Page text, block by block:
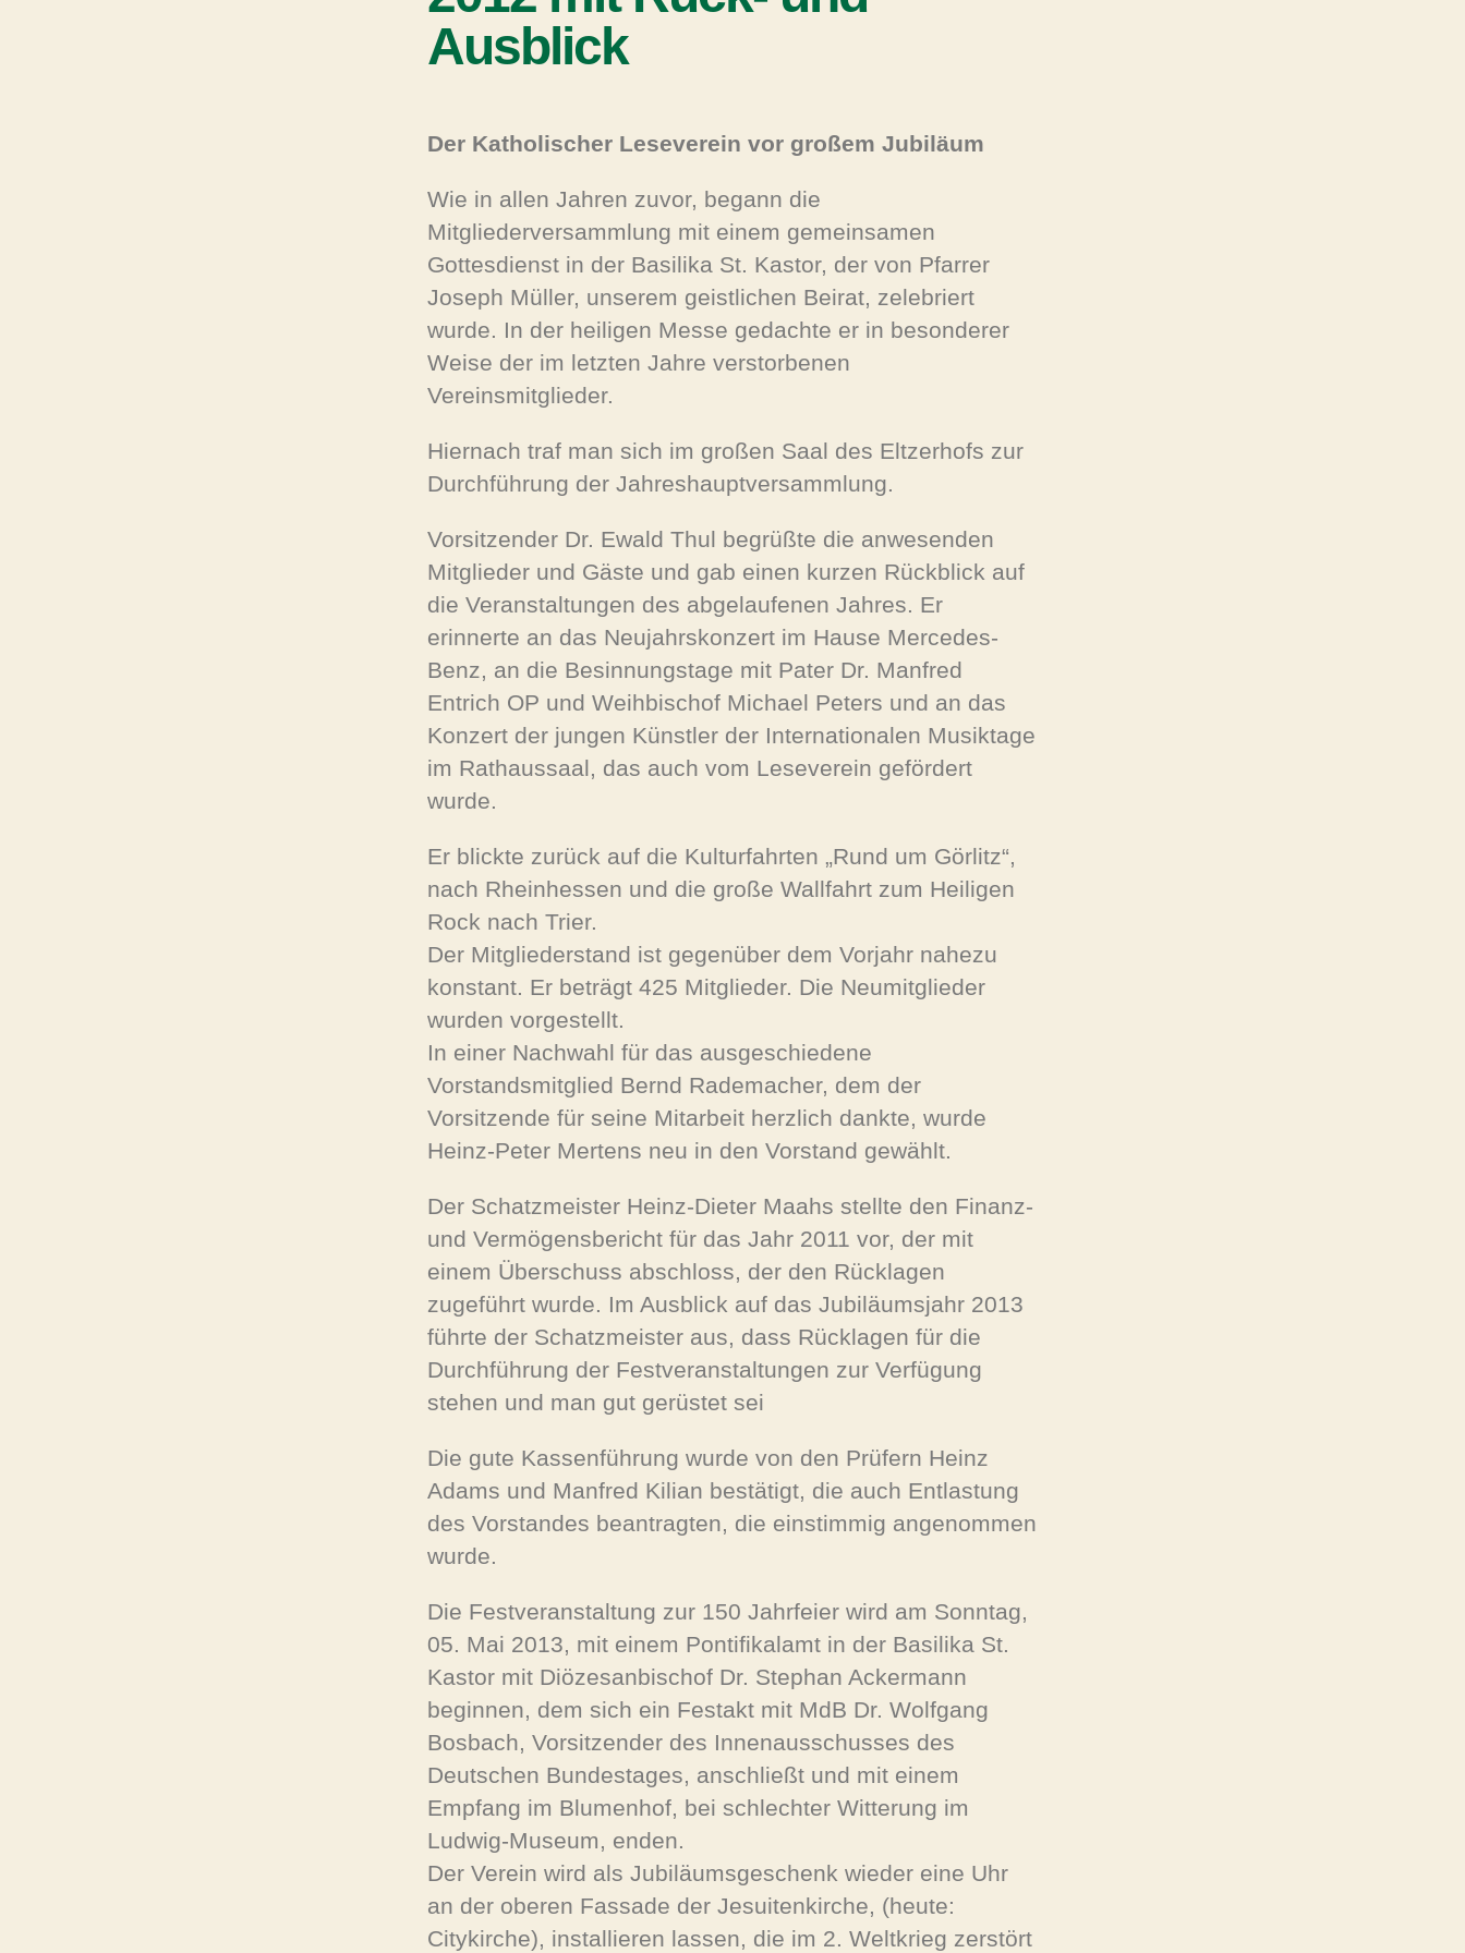
Ausblick
Der Katholischer Leseverein vor großem Jubiläum
Wie in allen Jahren zuvor, begann die
Mitgliederversammlung mit einem gemeinsamen
Gottesdienst in der Basilika St. Kastor, der von Pfarrer
Joseph Müller, unserem geistlichen Beirat, zelebriert
wurde. In der heiligen Messe gedachte er in besonderer
Weise der im letzten Jahre verstorbenen
Vereinsmitglieder.
Hiernach traf man sich im großen Saal des Eltzerhofs zur
Durchführung der Jahreshauptversammlung.
Vorsitzender Dr. Ewald Thul begrüßte die anwesenden
Mitglieder und Gäste und gab einen kurzen Rückblick auf
die Veranstaltungen des abgelaufenen Jahres. Er
erinnerte an das Neujahrskonzert im Hause Mercedes-
Benz, an die Besinnungstage mit Pater Dr. Manfred
Entrich OP und Weihbischof Michael Peters und an das
Konzert der jungen Künstler der Internationalen Musiktage
im Rathaussaal, das auch vom Leseverein gefördert
wurde.
Er blickte zurück auf die Kulturfahrten „Rund um Görlitz“,
nach Rheinhessen und die große Wallfahrt zum Heiligen
Rock nach Trier.
Der Mitgliederstand ist gegenüber dem Vorjahr nahezu
konstant. Er beträgt 425 Mitglieder. Die Neumitglieder
wurden vorgestellt.
In einer Nachwahl für das ausgeschiedene
Vorstandsmitglied Bernd Rademacher, dem der
Vorsitzende für seine Mitarbeit herzlich dankte, wurde
Heinz-Peter Mertens neu in den Vorstand gewählt.
Der Schatzmeister Heinz-Dieter Maahs stellte den Finanz-
und Vermögensbericht für das Jahr 2011 vor, der mit
einem Überschuss abschloss, der den Rücklagen
zugeführt wurde. Im Ausblick auf das Jubiläumsjahr 2013
führte der Schatzmeister aus, dass Rücklagen für die
Durchführung der Festveranstaltungen zur Verfügung
stehen und man gut gerüstet sei
Die gute Kassenführung wurde von den Prüfern Heinz
Adams und Manfred Kilian bestätigt, die auch Entlastung
des Vorstandes beantragten, die einstimmig angenommen
wurde.
Die Festveranstaltung zur 150 Jahrfeier wird am Sonntag,
05. Mai 2013, mit einem Pontifikalamt in der Basilika St.
Kastor mit Diözesanbischof Dr. Stephan Ackermann
beginnen, dem sich ein Festakt mit MdB Dr. Wolfgang
Bosbach, Vorsitzender des Innenausschusses des
Deutschen Bundestages, anschließt und mit einem
Empfang im Blumenhof, bei schlechter Witterung im
Ludwig-Museum, enden.
Der Verein wird als Jubiläumsgeschenk wieder eine Uhr
an der oberen Fassade der Jesuitenkirche, (heute:
Citykirche), installieren lassen, die im 2. Weltkrieg zerstört